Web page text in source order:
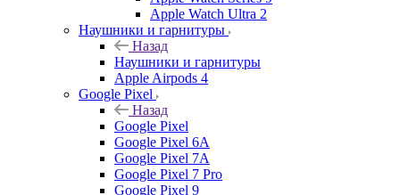
Apple Watch Ultra 2
Наушники и гарнитуры
Назад
Наушники и гарнитуры
Apple Airpods 4
Google Pixel
Назад
Google Pixel
Google Pixel 6A
Google Pixel 7А
Google Pixel 7 Pro
Google Pixel 9